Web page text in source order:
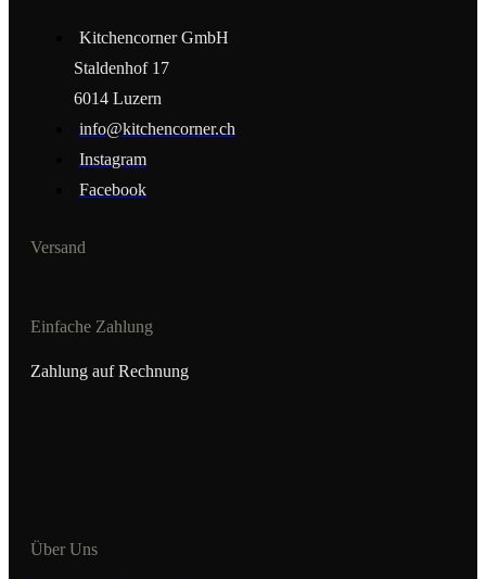
Kitchencorner GmbH
Staldenhof 17
6014 Luzern
info@kitchencorner.ch
Instagram
Facebook
Versand
Einfache Zahlung
Zahlung auf Rechnung
Über Uns